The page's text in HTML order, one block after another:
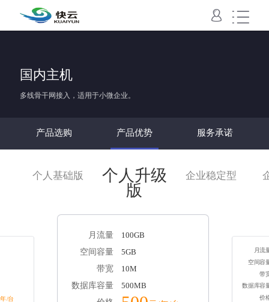
域名
国内主机
香港主机
美国主机
云虚拟主机
云空间
快云VPS
云服务器
云数据库
对象存储
SSL
国内主机
多线骨干网接入，适用于小微企业。
产品选购 产品优势 服务承诺
个人基础版
个人升级
版
企业稳定型
/台
月流量
100GB
空间容量
5GB
带宽
10M
数据库容量
500MB
月流
空间容
带
数据库容
价